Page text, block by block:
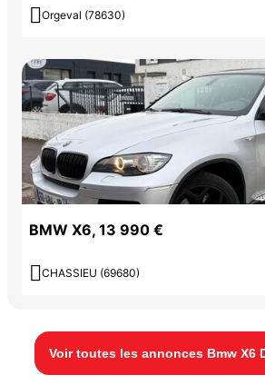
 Orgeval (78630)
BMW X6, 13 990 €
 CHASSIEU (69680)
Voir toutes les annonces Bmw X6